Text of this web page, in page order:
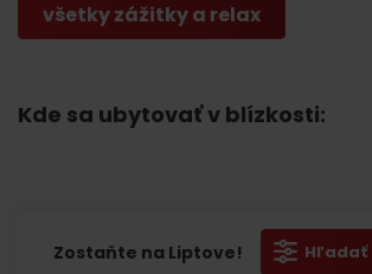
všetky zážitky a relax
Kde sa ubytovať v blízkosti:
Zostaňte na Liptove! Hľadať